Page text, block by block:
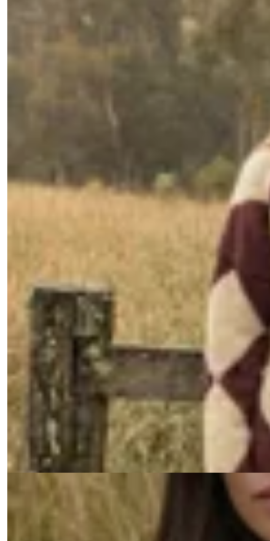
Junco Verde
Sweater Briston
$ 9.600